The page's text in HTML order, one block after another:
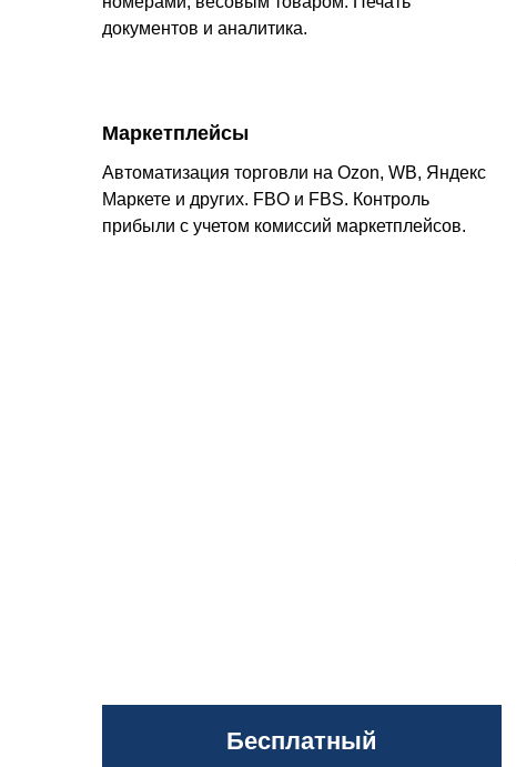
документов и аналитика.
Маркетплейсы
Автоматизация торговли на Ozon, WB, Яндекс
Маркете и других. FBO и FBS. Контроль
прибыли с учетом комиссий маркетплейсов.
Бесплатный